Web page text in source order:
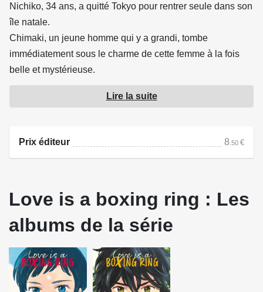
Nichiko, 34 ans, a quitté Tokyo pour rentrer seule dans son
île natale.
Chimaki, un jeune homme qui y a grandi, tombe
immédiatement sous le charme de cette femme à la fois
belle et mystérieuse.
Sous le ciel bleu et entourée par la mer scintillante, c'est la
naissance d'une histoire d'amour sincère...
Lire la suite
Prix éditeur 8 .50 €
Love is a boxing ring : Les
albums de la série